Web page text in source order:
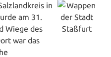
in
am 31.
Wiege des
war das